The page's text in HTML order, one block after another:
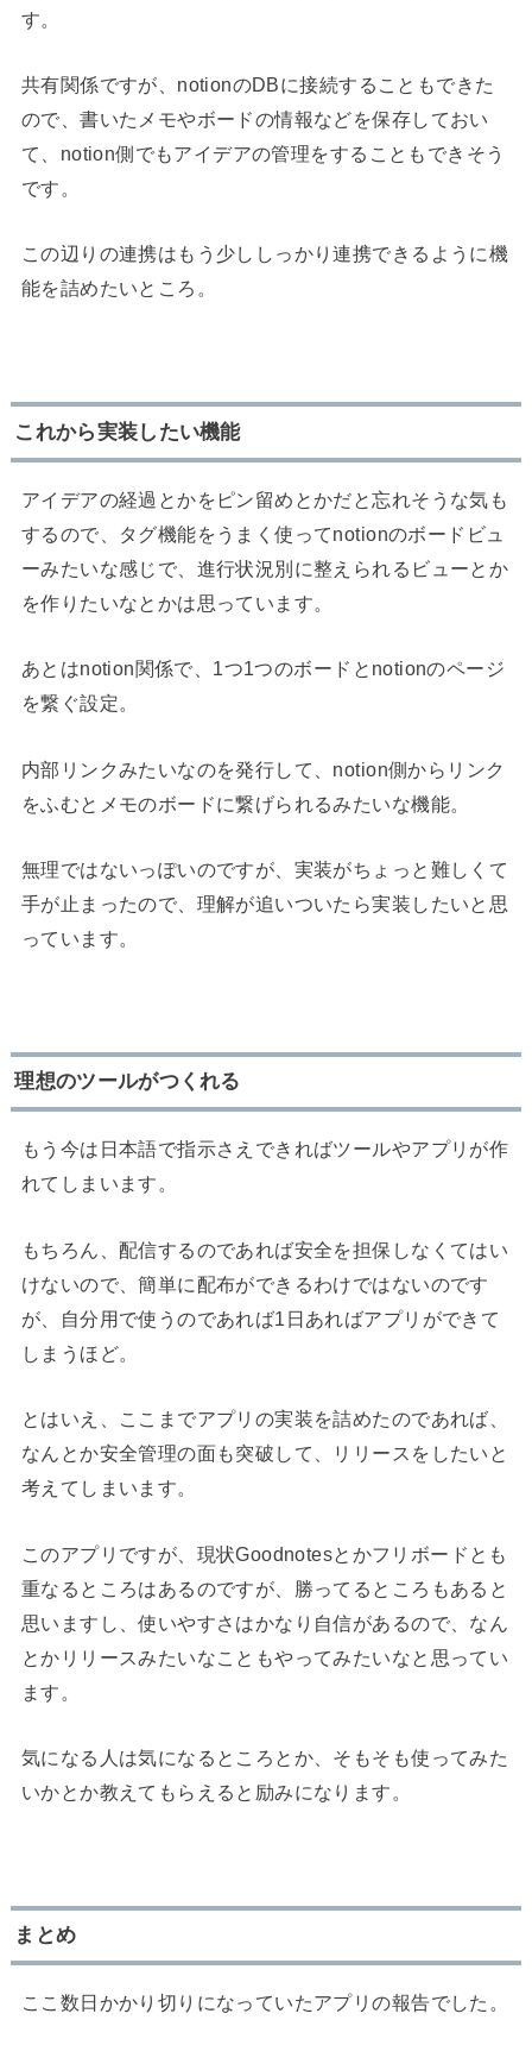
す。
共有関係ですが、notionのDBに接続することもできた
ので、書いたメモやボードの情報などを保存しておい
て、notion側でもアイデアの管理をすることもできそう
です。
この辺りの連携はもう少ししっかり連携できるように機
能を詰めたいところ。
これから実装したい機能
アイデアの経過とかをピン留めとかだと忘れそうな気も
するので、タグ機能をうまく使ってnotionのボードビュ
ーみたいな感じで、進行状況別に整えられるビューとか
を作りたいなとかは思っています。
あとはnotion関係で、1つ1つのボードとnotionのページ
を繋ぐ設定。
内部リンクみたいなのを発行して、notion側からリンク
をふむとメモのボードに繋げられるみたいな機能。
無理ではないっぽいのですが、実装がちょっと難しくて
手が止まったので、理解が追いついたら実装したいと思
っています。
理想のツールがつくれる
もう今は日本語で指示さえできればツールやアプリが作
れてしまいます。
もちろん、配信するのであれば安全を担保しなくてはい
けないので、簡単に配布ができるわけではないのです
が、自分用で使うのであれば1日あればアプリができて
しまうほど。
とはいえ、ここまでアプリの実装を詰めたのであれば、
なんとか安全管理の面も突破して、リリースをしたいと
考えてしまいます。
このアプリですが、現状Goodnotesとかフリボードとも
重なるところはあるのですが、勝ってるところもあると
思いますし、使いやすさはかなり自信があるので、なん
とかリリースみたいなこともやってみたいなと思ってい
ます。
気になる人は気になるところとか、そもそも使ってみた
いかとか教えてもらえると励みになります。
まとめ
ここ数日かかり切りになっていたアプリの報告でした。